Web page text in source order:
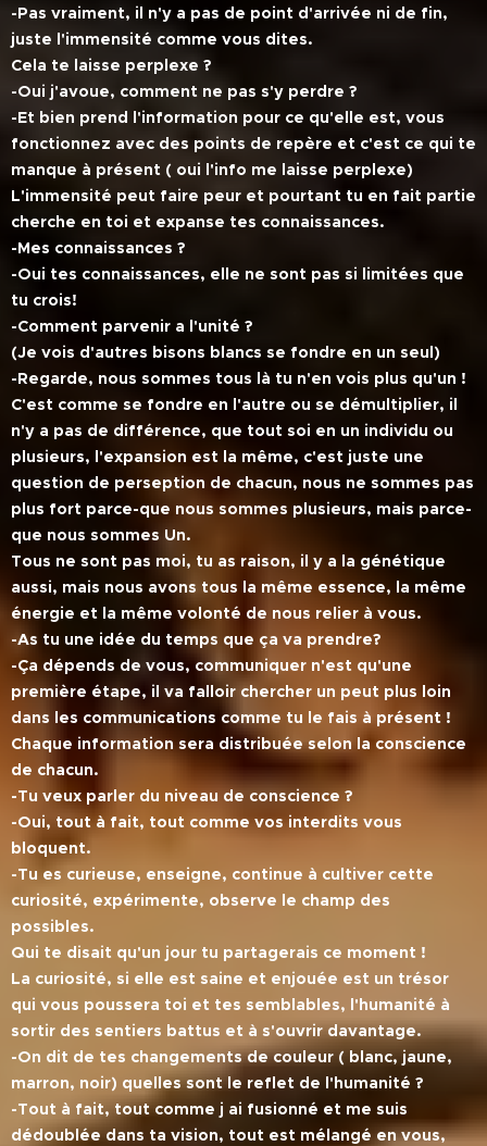
-Pas vraiment, il n'y a pas de point d'arrivée ni de fin,
juste l'immensité comme vous dites.
Cela te laisse perplexe ?
-Oui j'avoue, comment ne pas s'y perdre ?
-Et bien prend l'information pour ce qu'elle est, vous
fonctionnez avec des points de repère et c'est ce qui te
manque à présent ( oui l'info me laisse perplexe)
L'immensité peut faire peur et pourtant tu en fait partie
cherche en toi et expanse tes connaissances.
-Mes connaissances ?
-Oui tes connaissances, elle ne sont pas si limitées que
tu crois!
-Comment parvenir a l'unité ?
(Je vois d'autres bisons blancs se fondre en un seul)
-Regarde, nous sommes tous là tu n'en vois plus qu'un !
C'est comme se fondre en l'autre ou se démultiplier, il
n'y a pas de différence, que tout soi en un individu ou
plusieurs, l'expansion est la même, c'est juste une
question de perseption de chacun, nous ne sommes pas
plus fort parce-que nous sommes plusieurs, mais parce-
que nous sommes Un.
Tous ne sont pas moi, tu as raison, il y a la génétique
aussi, mais nous avons tous la même essence, la même
énergie et la même volonté de nous relier à vous.
-As tu une idée du temps que ça va prendre?
-Ça dépends de vous, communiquer n'est qu'une
première étape, il va falloir chercher un peut plus loin
dans les communications comme tu le fais à présent !
Chaque information sera distribuée selon la conscience
de chacun.
-Tu veux parler du niveau de conscience ?
-Oui, tout à fait, tout comme vos interdits vous
bloquent.
-Tu es curieuse, enseigne, continue à cultiver cette
curiosité, expérimente, observe le champ des
possibles.
Qui te disait qu'un jour tu partagerais ce moment !
La curiosité, si elle est saine et enjouée est un trésor
qui vous poussera toi et tes semblables, l'humanité à
sortir des sentiers battus et à s'ouvrir davantage.
-On dit de tes changements de couleur ( blanc, jaune,
marron, noir) quelles sont le reflet de l'humanité ?
-Tout à fait, tout comme j ai fusionné et me suis
dédoublée dans ta vision, tout est mélangé en vous,